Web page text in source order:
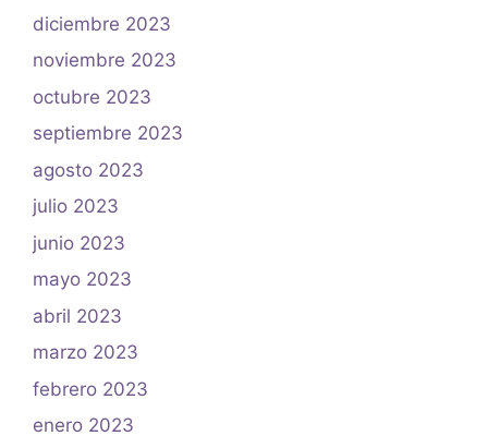
diciembre 2023
noviembre 2023
octubre 2023
septiembre 2023
agosto 2023
julio 2023
junio 2023
mayo 2023
abril 2023
marzo 2023
febrero 2023
enero 2023